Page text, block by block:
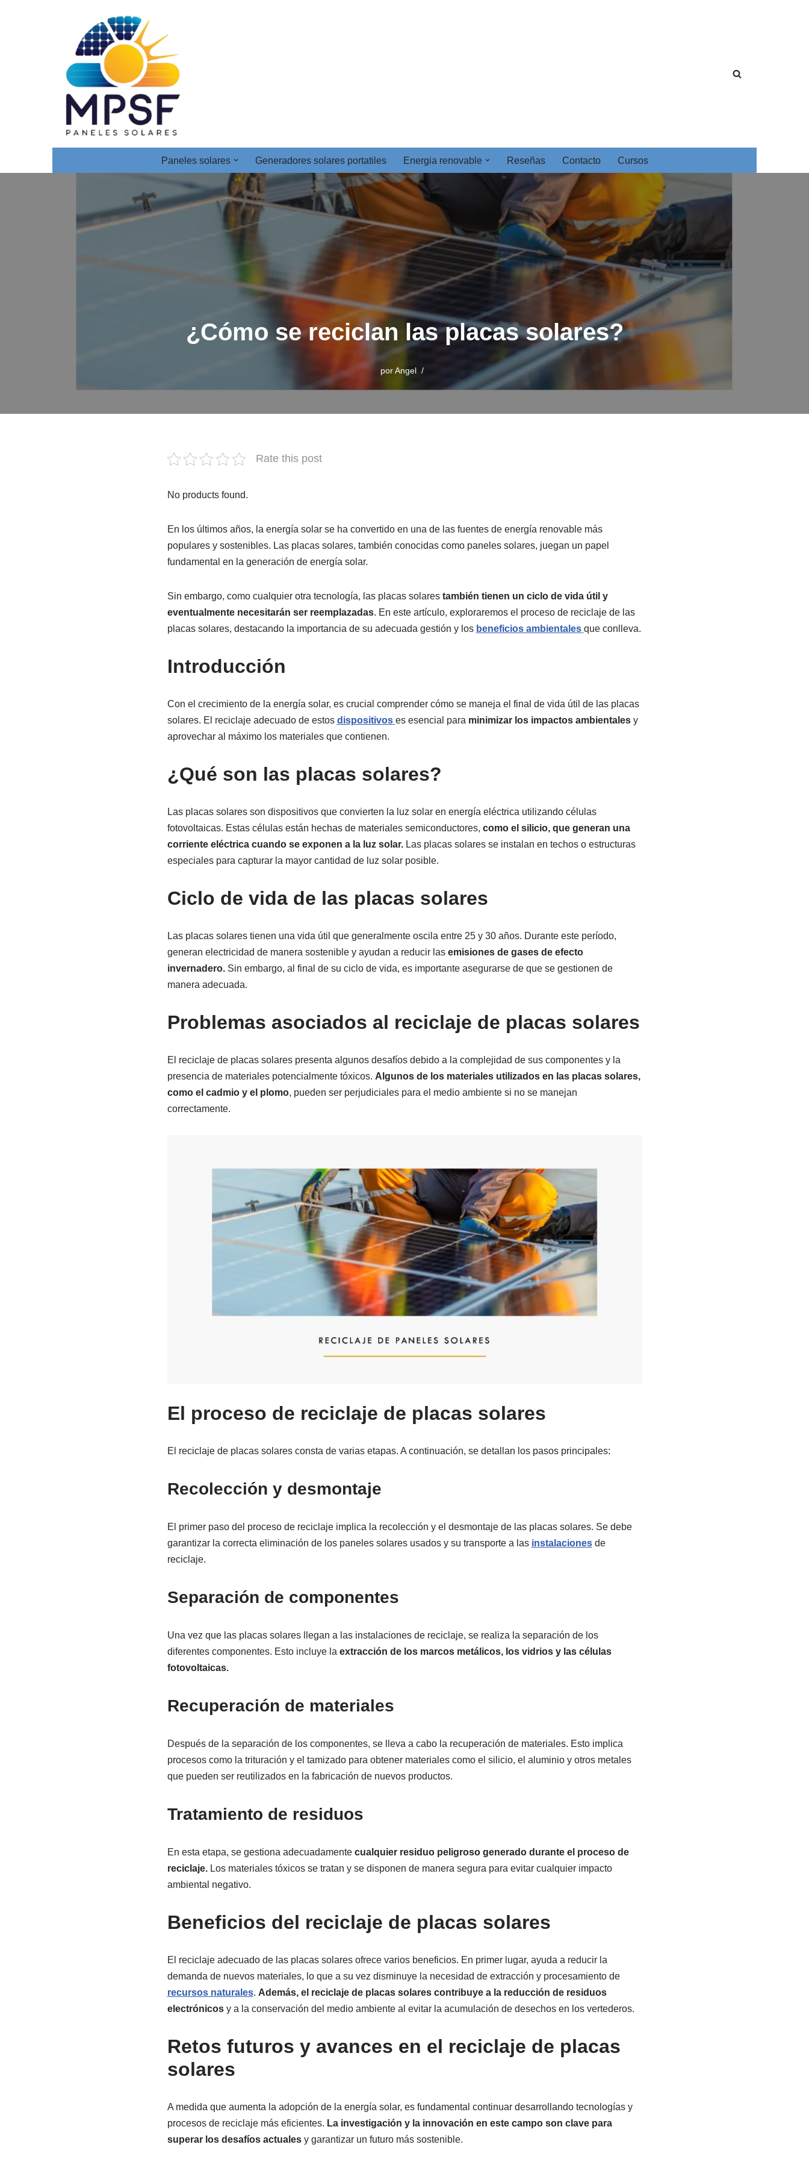
Paneles solares Generadores solares portatiles Energia renovable Reseñas Contacto Cursos
¿Cómo se reciclan las placas solares?
porAngel
Rate this post
No products found.
En los últimos años, la energía solar se ha convertido en una de las fuentes de energía renovable más
populares y sostenibles. Las placas solares, también conocidas como paneles solares, juegan un papel
fundamental en la generación de energía solar.
Sin embargo, como cualquier otra tecnología, las placas solares también tienen un ciclo de vida útil y
eventualmente necesitarán ser reemplazadas. En este artículo, exploraremos el proceso de reciclaje de las
placas solares, destacando la importancia de su adecuada gestión y los beneficios ambientales que conlleva.
Introducción
Con el crecimiento de la energía solar, es crucial comprender cómo se maneja el final de vida útil de las placas
solares. El reciclaje adecuado de estos dispositivos es esencial para minimizar los impactos ambientalesy
aprovechar al máximo los materiales que contienen.
¿Qué son las placas solares?
Las placas solares son dispositivos que convierten la luz solar en energía eléctrica utilizando células
fotovoltaicas. Estas células están hechas de materiales semiconductores, como el silicio, que generan una
corriente eléctrica cuando se exponen a la luz solar.Las placas solares se instalan en techos o estructuras
especiales para capturar la mayor cantidad de luz solar posible.
Ciclo de vida de las placas solares
Las placas solares tienen una vida útil que generalmente oscila entre 25 y 30 años. Durante este período,
generan electricidad de manera sostenible y ayudan a reducir las emisiones de gases de efecto
invernadero.Sin embargo, al final de su ciclo de vida, es importante asegurarse de que se gestionen de
manera adecuada.
Problemas asociados al reciclaje de placas solares
El reciclaje de placas solares presenta algunos desafíos debido a la complejidad de sus componentes y la
presencia de materiales potencialmente tóxicos. Algunos de los materiales utilizados en las placas solares,
como el cadmio y el plomo, pueden ser perjudiciales para el medio ambiente si no se manejan
correctamente.
El proceso de reciclaje de placas solares
El reciclaje de placas solares consta de varias etapas. A continuación, se detallan los pasos principales:
Recolección y desmontaje
El primer paso del proceso de reciclaje implica la recolección y el desmontaje de las placas solares. Se debe
garantizar la correcta eliminación de los paneles solares usados y su transporte a las instalacionesde
reciclaje.
Separación de componentes
Una vez que las placas solares llegan a las instalaciones de reciclaje, se realiza la separación de los
diferentes componentes. Esto incluye la extracción de los marcos metálicos, los vidrios y las células
fotovoltaicas.
Recuperación de materiales
Después de la separación de los componentes, se lleva a cabo la recuperación de materiales. Esto implica
procesos como la trituración y el tamizado para obtener materiales como el silicio, el aluminio y otros metales
que pueden ser reutilizados en la fabricación de nuevos productos.
Tratamiento de residuos
En esta etapa, se gestiona adecuadamente cualquier residuo peligroso generado durante el proceso de
reciclaje.Los materiales tóxicos se tratan y se disponen de manera segura para evitar cualquier impacto
ambiental negativo.
Beneficios del reciclaje de placas solares
El reciclaje adecuado de las placas solares ofrece varios beneficios. En primer lugar, ayuda a reducir la
demanda de nuevos materiales, lo que a su vez disminuye la necesidad de extracción y procesamiento de
recursos naturales. Además, el reciclaje de placas solares contribuye a la reducción de residuos
electrónicosy a la conservación del medio ambiente al evitar la acumulación de desechos en los vertederos.
Retos futuros y avances en el reciclaje de placas
solares
A medida que aumenta la adopción de la energía solar, es fundamental continuar desarrollando tecnologías y
procesos de reciclaje más eficientes. La investigación y la innovación en este campo son clave para
superar los desafíos actualesy garantizar un futuro más sostenible.